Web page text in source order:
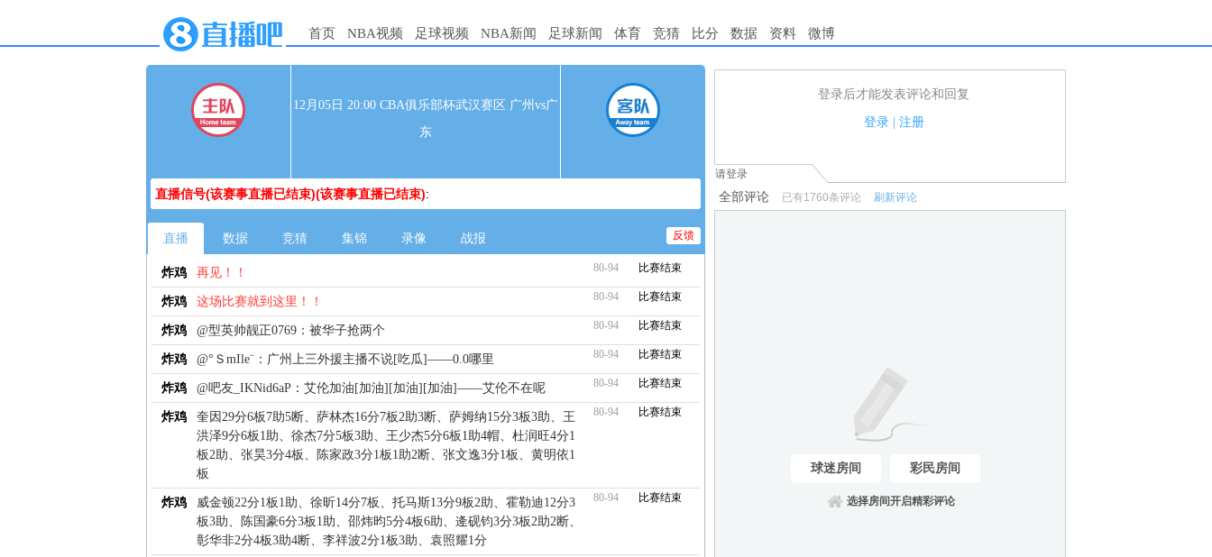
首页 NBA视频 足球视频 NBA新闻 足球新闻 体育 竞猜 比分 数据 资料 微博
12月05日 20:00 CBA俱乐部杯武汉赛区 广州vs广
东
直播信号(该赛事直播已结束)(该赛事直播已结束):
直播 数据 竞猜 集锦 录像 战报 反馈
炸鸡 再见！！ 80-94 比赛结束
炸鸡 这场比赛就到这里！！ 80-94 比赛结束
炸鸡 @型英帅靓正0769：被华子抢两个 80-94 比赛结束
炸鸡 @°ＳmIle¨：广州上三外援主播不说[吃瓜]——0.0哪里 80-94 比赛结束
炸鸡 @吧友_IKNid6aP：艾伦加油[加油][加油][加油]——艾伦不在呢 80-94 比赛结束
炸鸡
奎因29分6板7助5断、萨林杰16分7板2助3断、萨姆纳15分3板3助、王
洪泽9分6板1助、徐杰7分5板3助、王少杰5分6板1助4帽、杜润旺4分1
板2助、张昊3分4板、陈家政3分1板1助2断、张文逸3分1板、黄明依1
板
80-94 比赛结束
炸鸡
威金顿22分1板1助、徐昕14分7板、托马斯13分9板2助、霍勒迪12分3
板3助、陈国豪6分3板1助、邵炜昀5分4板6助、逄砚钧3分3板2助2断、
彰华非2分4板3助4断、李祥波2分1板3助、袁照耀1分
80-94 比赛结束
登录后才能发表评论和回复
登录| 注册
1.电脑端新用户可以发表评论了！
请登录
全部评论 已有1760条评论 刷新评论
球迷房间 彩民房间
选择房间开启精彩评论